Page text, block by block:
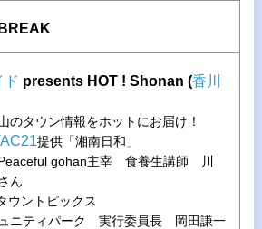
ド presents HOT ! Shonan (香川
のタウン情報をホットにお届け！
提供「湘南日和」
gohan主宰 食養生講師 川
ん
ウントピックス
ニティパーク 実行委員長 岡田謙一